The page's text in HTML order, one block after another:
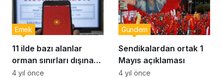
11 ilde bazı alanlar
orman sınırları dışına
çıkartıldı
Emek
4 yıl önce
Sendikalardan ortak 1
Mayıs açıklaması
Gündem
4 yıl önce